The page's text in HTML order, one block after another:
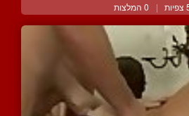
| 0 המלצות